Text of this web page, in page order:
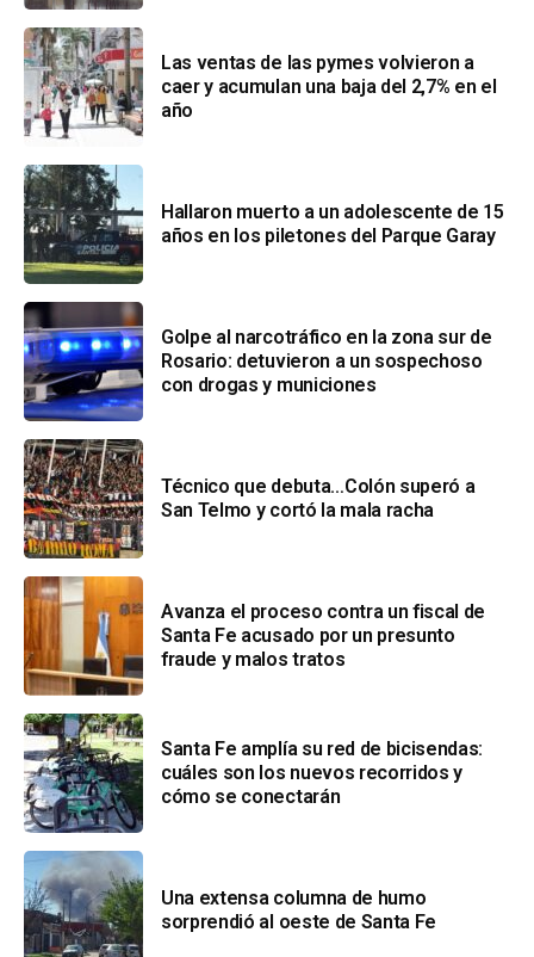
Las ventas de las pymes volvieron a
caer y acumulan una baja del 2,7% en el
año
Hallaron muerto a un adolescente de 15
años en los piletones del Parque Garay
Golpe al narcotráfico en la zona sur de
Rosario: detuvieron a un sospechoso
con drogas y municiones
Técnico que debuta…Colón superó a
San Telmo y cortó la mala racha
Avanza el proceso contra un fiscal de
Santa Fe acusado por un presunto
fraude y malos tratos
Santa Fe amplía su red de bicisendas:
cuáles son los nuevos recorridos y
cómo se conectarán
Una extensa columna de humo
sorprendió al oeste de Santa Fe